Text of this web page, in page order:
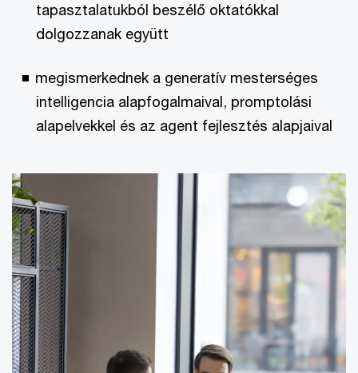
tapasztalatukból beszélő oktatókkal
dolgozzanak együtt
megismerkednek a generatív mesterséges
intelligencia alapfogalmaival, promptolási
alapelvekkel és az agent fejlesztés alapjaival